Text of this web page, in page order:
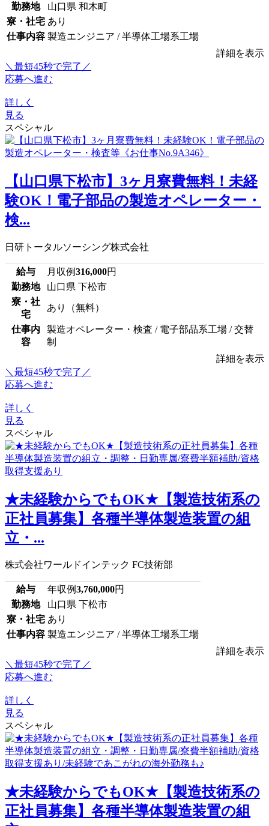
勤務地
山口県 和木町
寮・社宅 あり
仕事内容 製造エンジニア / 半導体工場系工場
詳細を表示
＼最短45秒で完了／
応募へ進む
詳しく
見る
スペシャル
【山口県下松市】3ヶ月寮費無料！未経
験OK！電子部品の製造オペレーター・
検...
日研トータルソーシング株式会社
給与 月収例316,000円
勤務地
山口県 下松市
寮・社
宅
あり（無料）
仕事内
容
製造オペレーター・検査 / 電子部品系工場 / 交替
制
詳細を表示
＼最短45秒で完了／
応募へ進む
詳しく
見る
スペシャル
★未経験からでもOK★【製造技術系の
正社員募集】各種半導体製造装置の組
立・...
株式会社ワールドインテック FC技術部
給与 年収例3,760,000円
勤務地
山口県 下松市
寮・社宅 あり
仕事内容 製造エンジニア / 半導体工場系工場
詳細を表示
＼最短45秒で完了／
応募へ進む
詳しく
見る
スペシャル
★未経験からでもOK★【製造技術系の
正社員募集】各種半導体製造装置の組